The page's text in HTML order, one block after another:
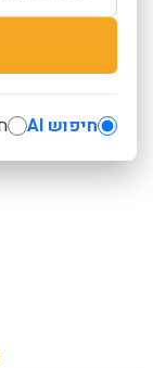
חיפוש AI